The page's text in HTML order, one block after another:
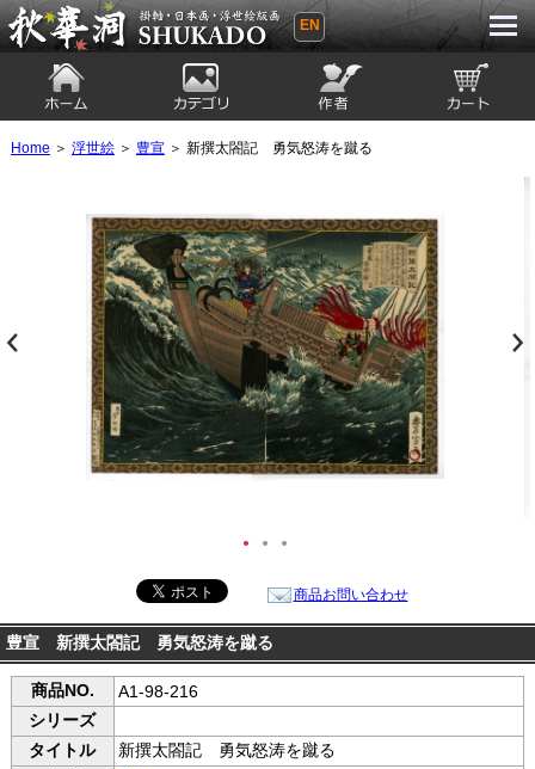
秋華洞 SHUKADO 掛軸・日本画・浮世
EN
Home ＞ 浮世絵＞ 豊宣 ＞ 新撰太閤記 勇気怒涛を蹴る
● ● ●
商品お問い合わせ
豊宣 新撰太閤記 勇気怒涛を蹴る
商品NO.
A1-98-216
シリーズ
タイトル
新撰太閤記 勇気怒涛を蹴る